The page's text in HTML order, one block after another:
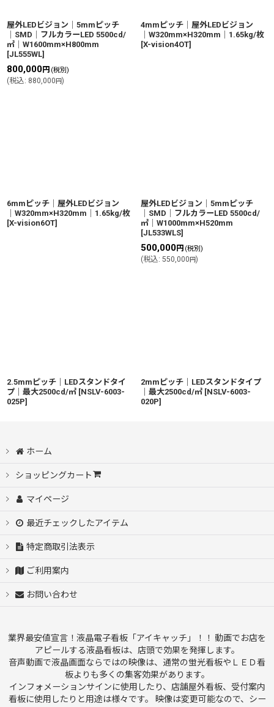
屋外LEDビジョン│5mmピッチ
│SMD│フルカラーLED 5500cd/
㎡│W1600mm×H800mm
[JL555WL]
800,000円 (税別)
(税込: 880,000円)
4mmピッチ│屋外LEDビジョン
│W320mm×H320mm│1.65kg/枚
[X-vision4OT]
6mmピッチ│屋外LEDビジョン
│W320mm×H320mm│1.65kg/枚
[X-vision6OT]
屋外LEDビジョン│5mmピッチ
│SMD│フルカラーLED 5500cd/
㎡│W1000mm×H520mm
[JL533WLS]
500,000円 (税別)
(税込: 550,000円)
2.5mmピッチ｜LEDスタンドタイ
プ｜最大2500cd/㎡ [NSLV-6003-
025P]
2mmピッチ｜LEDスタンドタイプ
｜最大2500cd/㎡ [NSLV-6003-
020P]
ホーム
ショッピングカート
マイページ
最近チェックしたアイテム
特定商取引法表示
ご利用案内
お問い合わせ
業界最安値宣言！液晶電子看板「アイキャッチ」！！ 動画でお店を
アピールする液晶看板は、店頭で効果を発揮します。
音声動画で液晶画面ならではの映像は、通常の蛍光看板やＬＥＤ看
板よりも多くの集客効果があります。
インフォメーションサインに使用したり、店舗屋外看板、受付案内
看板に使用したりと用途は様々です。 映像は変更可能なので、シー